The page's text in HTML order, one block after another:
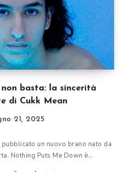
non basta: la sincerità
di Cukk Mean
21, 2025
pubblicato un nuovo brano nato da
Nothing Puts Me Down è…